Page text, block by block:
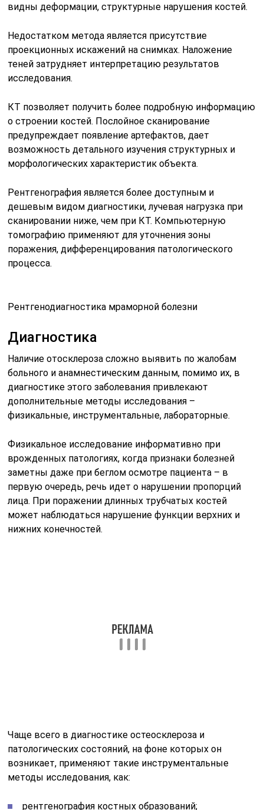
видны деформации, структурные нарушения костей.
Недостатком метода является присутствие
проекционных искажений на снимках. Наложение
теней затрудняет интерпретацию результатов
исследования.
КТ позволяет получить более подробную информацию
о строении костей. Послойное сканирование
предупреждает появление артефактов, дает
возможность детального изучения структурных и
морфологических характеристик объекта.
Рентгенография является более доступным и
дешевым видом диагностики, лучевая нагрузка при
сканировании ниже, чем при КТ. Компьютерную
томографию применяют для уточнения зоны
поражения, дифференцирования патологического
процесса.
Рентгенодиагностика мраморной болезни
Диагностика
Наличие отосклероза сложно выявить по жалобам
больного и анамнестическим данным, помимо их, в
диагностике этого заболевания привлекают
дополнительные методы исследования –
физикальные, инструментальные, лабораторные.
Физикальное исследование информативно при
врожденных патологиях, когда признаки болезней
заметны даже при беглом осмотре пациента – в
первую очередь, речь идет о нарушении пропорций
лица. При поражении длинных трубчатых костей
может наблюдаться нарушение функции верхних и
нижних конечностей.
рентгенография костных образований;
сцинтиграфия – больному внутривенно вводят
биопсия – проводят забор сомнительных костных
тканей с последующим изучением под
микроскопом.
рентгенологическое исследование. Основными